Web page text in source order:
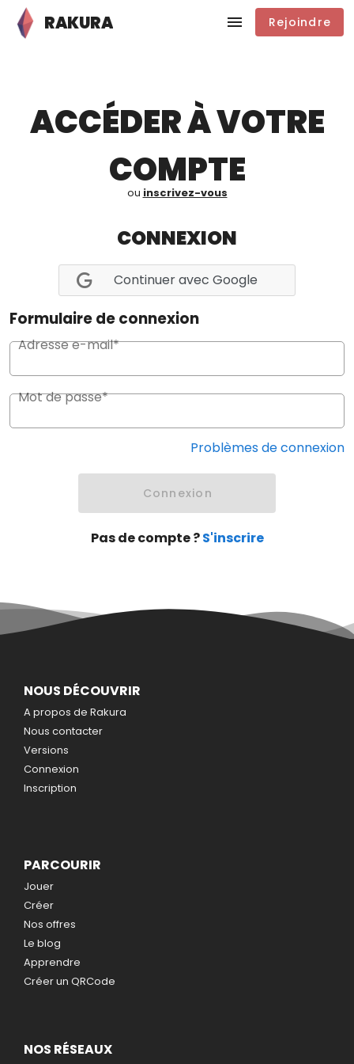
RAKURA Rejoindre
ACCÉDER À VOTRE
COMPTE
ou inscrivez-vous
CONNEXION
Continuer avec Google
Formulaire de connexion
Adresse e-mail*
Mot de passe*
Problèmes de connexion
Connexion
Pas de compte ?S'inscrire
NOUS DÉCOUVRIR
A propos de Rakura
Nous contacter
Versions
Connexion
Inscription
PARCOURIR
Jouer
Créer
Nos offres
Le blog
Apprendre
Créer un QRCode
NOS RÉSEAUX